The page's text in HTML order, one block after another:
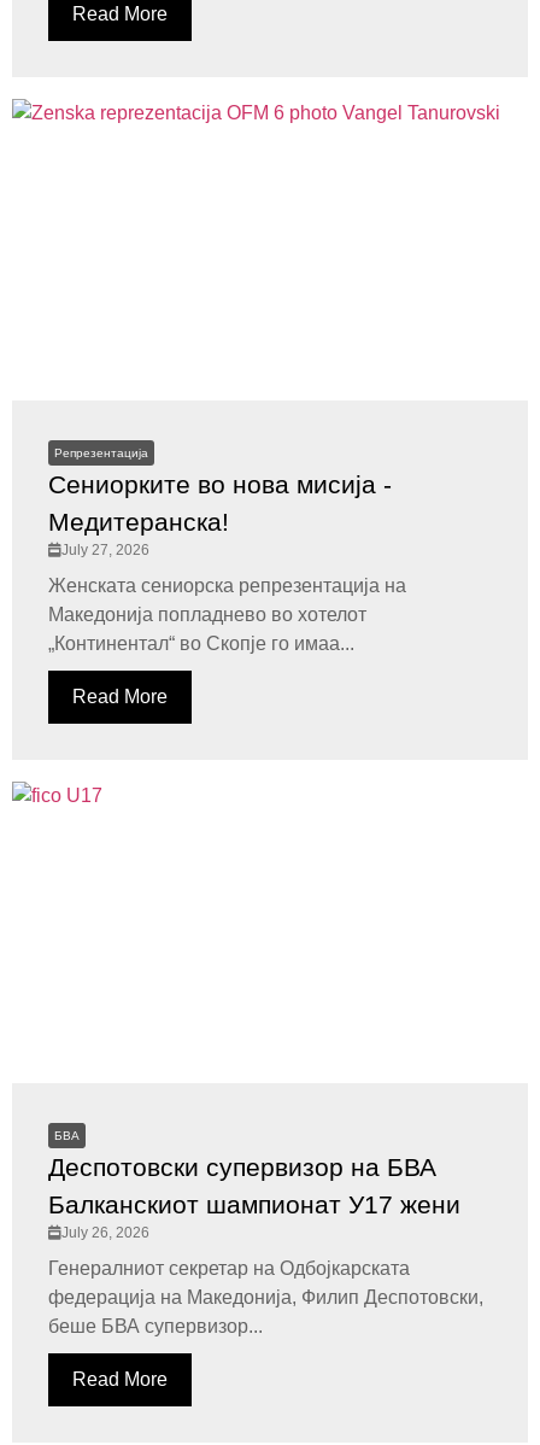
Read More
Репрезентација
Сениорките во нова мисија -
Медитеранска!
July 27, 2026
Женската сениорска репрезентација на
Македонија попладнево во хотелот
„Континентал“ во Скопје го имаа...
Read More
БВА
Деспотовски супервизор на БВА
Балканскиот шампионат У17 жени
July 26, 2026
Генералниот секретар на Одбојкарската
федерација на Македонија, Филип Деспотовски,
беше БВА супервизор...
Read More